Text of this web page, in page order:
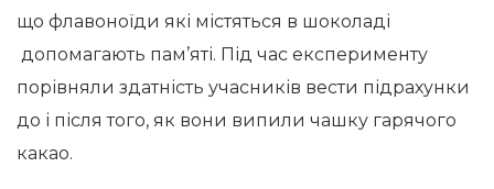
що флавоноїди які містяться в шоколаді
допомагають пам’яті. Під час експерименту
порівняли здатність учасників вести підрахунки
до і після того, як вони випили чашку гарячого
какао.